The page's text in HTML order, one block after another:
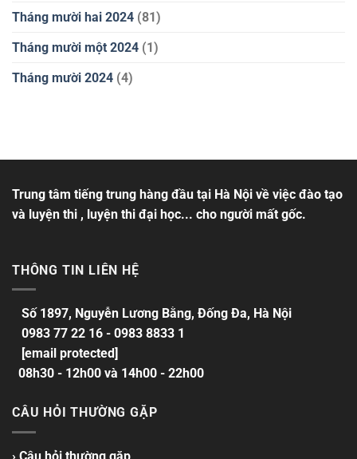
Tháng mười hai 2024 (81)
Tháng mười một 2024 (1)
Tháng mười 2024 (4)
Trung tâm tiếng trung hàng đầu tại Hà Nội về việc đào tạo
và luyện thi , luyện thi đại học... cho người mất gốc.
THÔNG TIN LIÊN HỆ
Số 1897, Nguyễn Lương Bằng, Đống Đa, Hà Nội
0983 77 22 16 - 0983 8833 1
[email protected]
08h30 - 12h00 và 14h00 - 22h00
CÂU HỎI THƯỜNG GẶP